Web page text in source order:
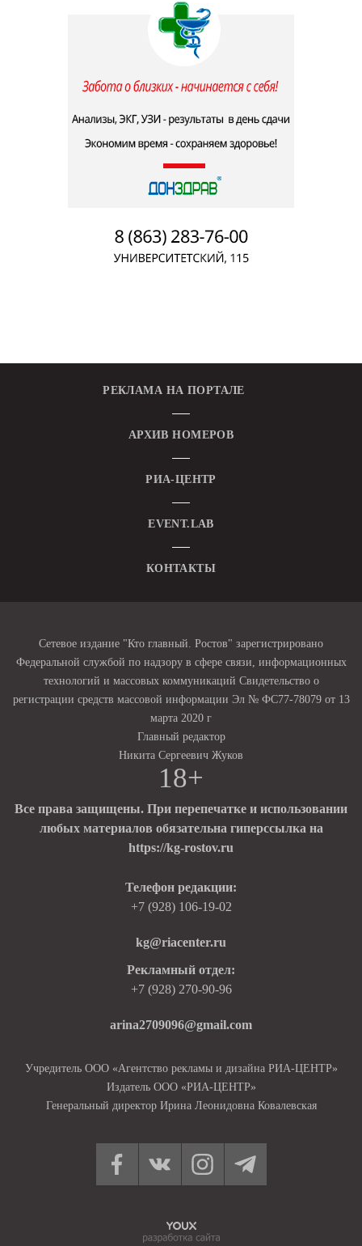
РЕКЛАМА НА ПОРТАЛЕ
АРХИВ НОМЕРОВ
РИА-ЦЕНТР
EVENT.LAB
КОНТАКТЫ
Сетевое издание "Кто главный. Ростов" зарегистрировано
Федеральной службой по надзору в сфере связи, информационных
технологий и массовых коммуникаций Свидетельство о
регистрации средств массовой информации Эл № ФС77-78079 от 13
марта 2020 г
Главный редактор
Никита Сергеевич Жуков
18+
Все права защищены. При перепечатке и использовании
любых материалов обязательна гиперссылка на
https://kg-rostov.ru
Телефон редакции:
+7 (928) 106-19-02
kg@riacenter.ru
Рекламный отдел:
+7 (928) 270-90-96
arina2709096@gmail.com
Учредитель ООО «Агентство рекламы и дизайна РИА-ЦЕНТР»
Издатель ООО «РИА-ЦЕНТР»
Генеральный директор Ирина Леонидовна Ковалевская